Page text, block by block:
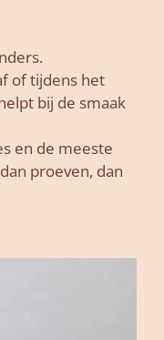
of tijdens het
bij de smaak
en de meeste
proeven, dan